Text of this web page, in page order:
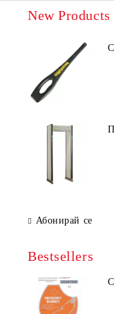
New Products
Абонирай се
Bestsellers